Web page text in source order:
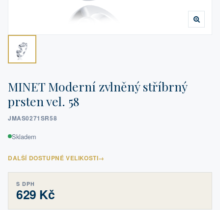
MINET Moderní zvlněný stříbrný
prsten vel. 58
JMAS0271SR58
Skladem
DALŠÍ DOSTUPNÉ VELIKOSTI→
S DPH
629 Kč